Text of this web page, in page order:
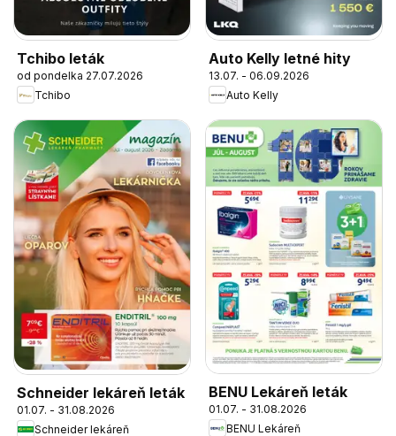
Tchibo leták
od pondelka 27.07.2026
Tchibo
Auto Kelly letné hity
13.07. - 06.09.2026
Auto Kelly
Schneider lekáreň leták
01.07. - 31.08.2026
Schneider lekáreň
BENU Lekáreň leták
01.07. - 31.08.2026
BENU Lekáreň